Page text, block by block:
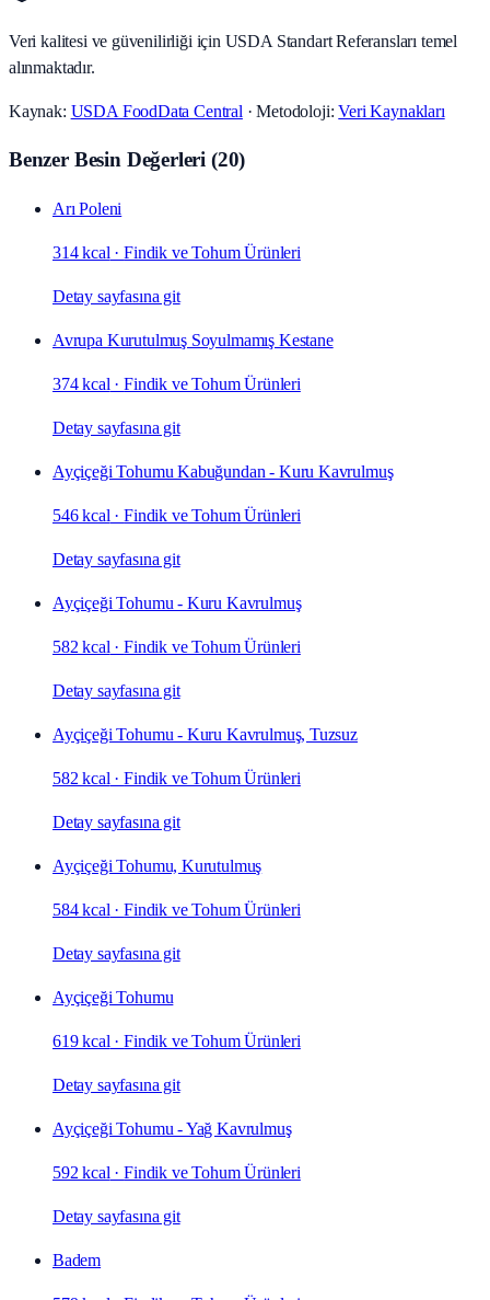
Veri kalitesi ve güvenilirliği için USDA Standart Referansları temel
alınmaktadır.
Kaynak: USDA FoodData Central · Metodoloji:Veri Kaynakları
Benzer Besin Değerleri (20)
Arı Poleni
314 kcal ·Findik ve Tohum Ürünleri
Detay sayfasına git
Avrupa Kurutulmuş Soyulmamış Kestane
374 kcal ·Findik ve Tohum Ürünleri
Detay sayfasına git
Ayçiçeği Tohumu Kabuğundan - Kuru Kavrulmuş
546 kcal ·Findik ve Tohum Ürünleri
Detay sayfasına git
Ayçiçeği Tohumu - Kuru Kavrulmuş
582 kcal ·Findik ve Tohum Ürünleri
Detay sayfasına git
Ayçiçeği Tohumu - Kuru Kavrulmuş, Tuzsuz
582 kcal ·Findik ve Tohum Ürünleri
Detay sayfasına git
Ayçiçeği Tohumu, Kurutulmuş
584 kcal ·Findik ve Tohum Ürünleri
Detay sayfasına git
Ayçiçeği Tohumu
619 kcal ·Findik ve Tohum Ürünleri
Detay sayfasına git
Ayçiçeği Tohumu - Yağ Kavrulmuş
592 kcal ·Findik ve Tohum Ürünleri
Detay sayfasına git
Badem